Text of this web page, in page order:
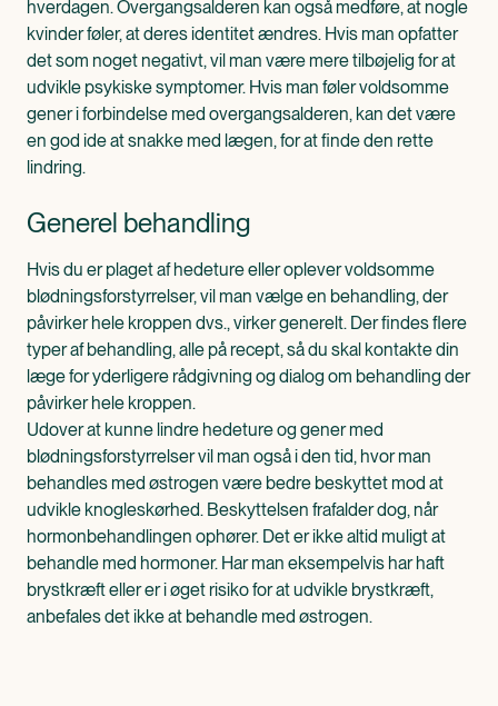
hverdagen. Overgangsalderen kan også medføre, at nogle
kvinder føler, at deres identitet ændres. Hvis man opfatter
det som noget negativt, vil man være mere tilbøjelig for at
udvikle psykiske symptomer. Hvis man føler voldsomme
gener i forbindelse med overgangsalderen, kan det være
en god ide at snakke med lægen, for at finde den rette
lindring.
Generel behandling
Hvis du er plaget af hedeture eller oplever voldsomme
blødningsforstyrrelser, vil man vælge en behandling, der
påvirker hele kroppen dvs., virker generelt. Der findes flere
typer af behandling, alle på recept, så du skal kontakte din
læge for yderligere rådgivning og dialog om behandling der
påvirker hele kroppen.
Udover at kunne lindre hedeture og gener med
blødningsforstyrrelser vil man også i den tid, hvor man
behandles med østrogen være bedre beskyttet mod at
udvikle knogleskørhed. Beskyttelsen frafalder dog, når
hormonbehandlingen ophører. Det er ikke altid muligt at
behandle med hormoner. Har man eksempelvis har haft
brystkræft eller er i øget risiko for at udvikle brystkræft,
anbefales det ikke at behandle med østrogen.